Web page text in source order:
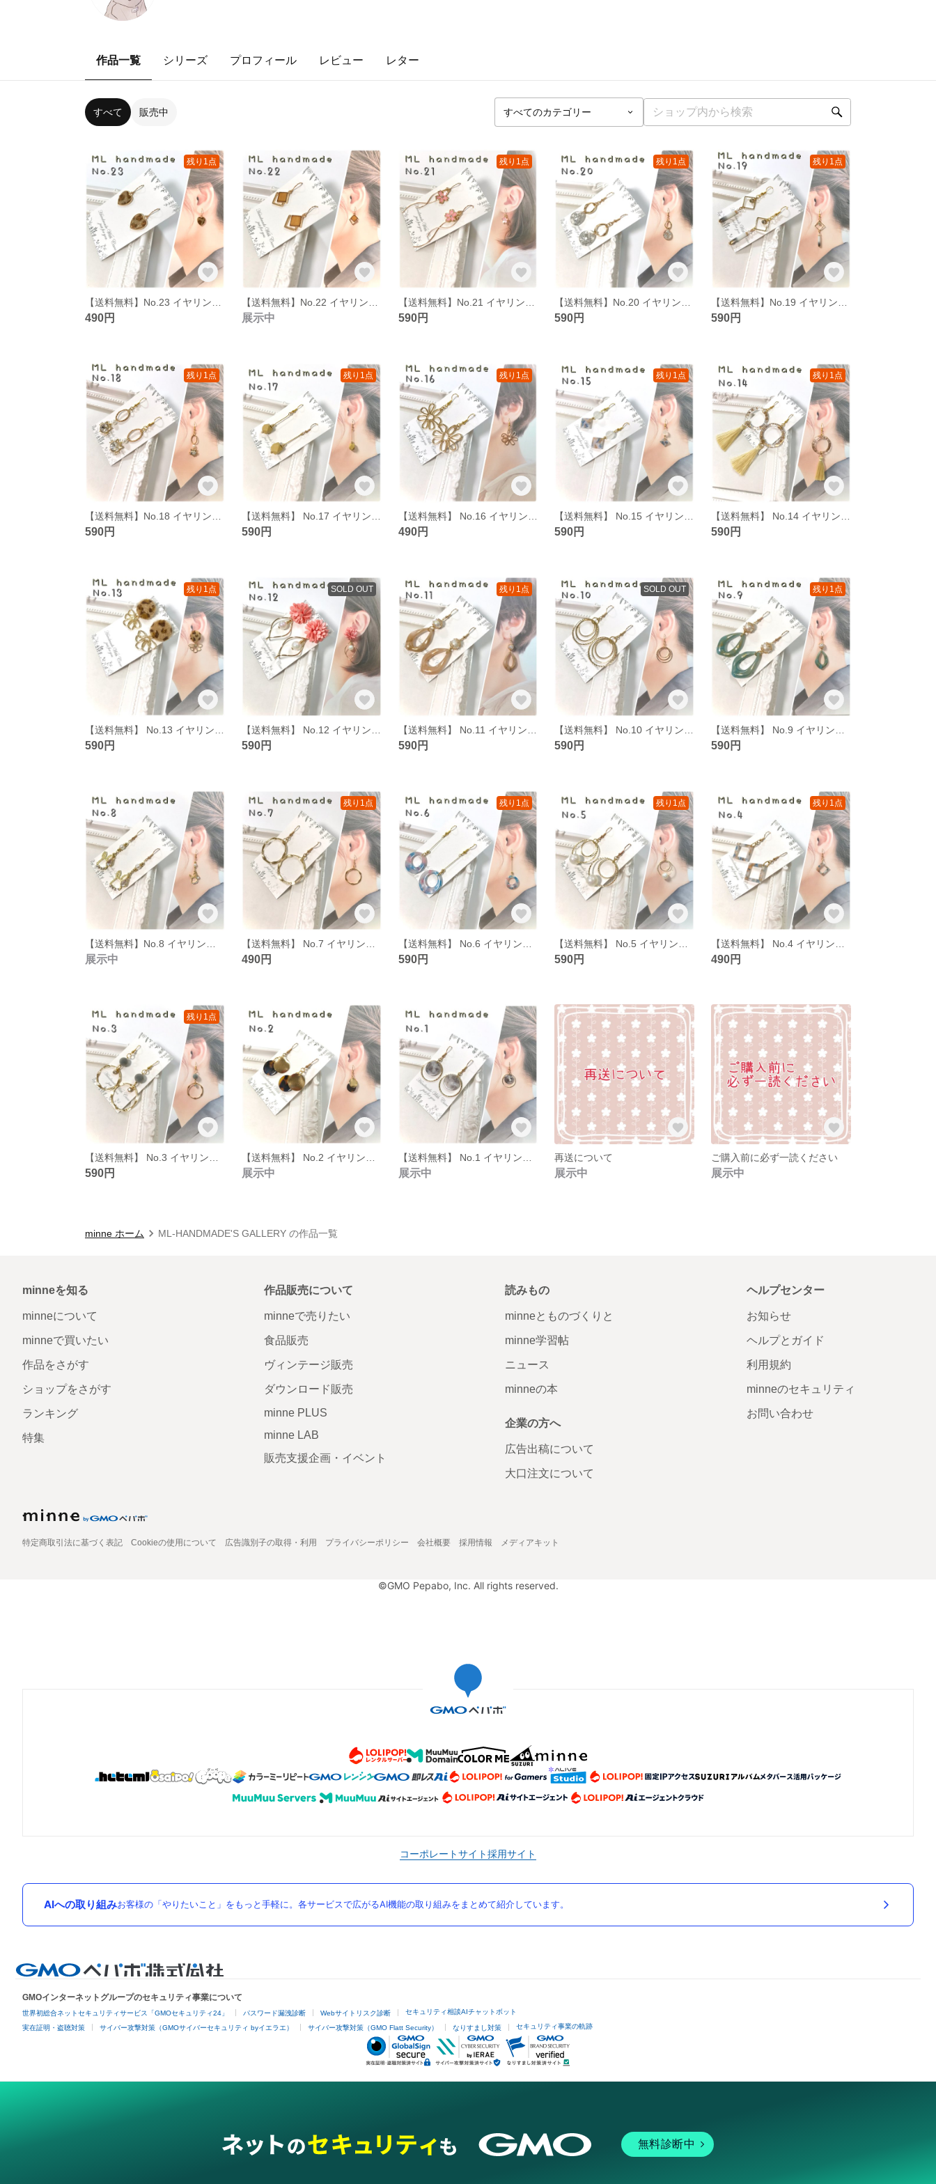
作品一覧 シリーズ プロフィール レビュー レター
すべて 販売中
残り1点
490円 展示中
残り1点
590円
残り1点
590円
残り1点
590円
残り1点
590円
残り1点
590円
残り1点
490円
残り1点
590円
残り1点
590円
残り1点
590円
SOLD OUT
590円
残り1点
590円
SOLD OUT
590円
残り1点
590円
展示中
残り1点
490円
残り1点
590円
残り1点
590円
残り1点
490円
残り1点
590円 展示中 展示中
再送について
展示中
ご購入前に必ず一読ください
展示中
minne ホーム ML-HANDMADE'S GALLERY の作品一覧
minneを知る
minneについて
minneで買いたい
作品をさがす
ショップをさがす
ランキング
特集
作品販売について
minneで売りたい
食品販売
ヴィンテージ販売
ダウンロード販売
minne PLUS
minne LAB
販売支援企画・イベント
読みもの
minneとものづくりと
minne学習帖
ニュース
minneの本
企業の方へ
広告出稿について
大口注文について
ヘルプセンター
お知らせ
ヘルプとガイド
利用規約
minneのセキュリティ
お問い合わせ
特定商取引法に基づく表記 Cookieの使用について 広告識別子の取得・利用 プライバシーポリシー 会社概要 採用情報 メディアキット
©GMO Pepabo, Inc. All rights reserved.
コーポレートサイト採用サイト
AIへの取り組みお客様の「やりたいこと」をもっと手軽に。各サービスで広がるAI機能の取り組みをまとめて紹介しています。
GMOインターネットグループのセキュリティ事業について
世界初総合ネットセキュリティサービス「GMOセキュリティ24」 パスワード漏洩診断 Webサイトリスク診断 セキュリティ相談AIチャットボット
実在証明・盗聴対策 サイバー攻撃対策（GMOサイバーセキュリティ byイエラエ） サイバー攻撃対策（GMO Flatt Security） なりすまし対策 セキュリティ事業の軌跡
無料診断中